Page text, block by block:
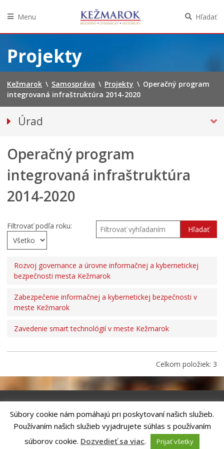
obsah
Menu Hľadať
Projekty
Kežmarok \ Samospráva \ Projekty \ Operačný program
integrovaná infraštruktúra 2014-2020
Úrad
Prednosta
Oddelenia úradu
Sekcie úradu
Životné situácie
PROJEKTY
Projekty mesta
Integrovaný regionálny operačný program 2014 – 2020
Operačný program ľudské zdroje
Operačný program integrovaná infraštruktúra 2014-
Program Interreg Poľsko – Slovensko 2021 – 2027
Plán obnovy
Program rozvoja vidieka SR 2014-2022
Oznamovanie podozrení z podvodov
Zamestnanie v samospráve
Operačný program
integrovaná infraštruktúra
2014-2020
Filtrovať podľa roku: Hľadať
Rozvoj governance a úrovne informačnej a kybernetickej
bezpečnosti mesta Kežmarok
Zabezpečenie informačnej a kybernetickej bezpečnosti v
meste Kežmarok
Zavedenie smart technológií v meste Kežmarok
Celkom položiek: 3
Riešenie ANTIK SMART CITY
| Technický prevádzkovateľ – MVI
Technology, s.r.o.
Správca webového sídla: Mesto Kežmarok, Hlavné námestie, 060 01
Kežmarok, tel.: +421524660111
Súbory cookie nám pomáhajú pri poskytovaní našich služieb.
Používaním našich služieb vyjadrujete súhlas s používaním
súborov cookie. Dozvedieť sa viac. Prijať všetky